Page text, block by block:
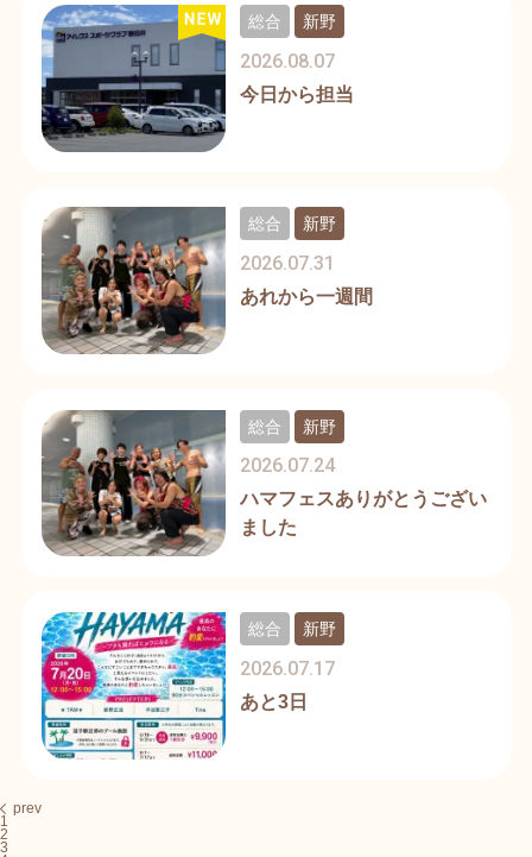
今日から担当
2026.08.07
総合 新野
あれから一週間
2026.07.31
総合 新野
ハマフェスありがとうござい
ました
2026.07.24
総合 新野
あと3日
2026.07.17
総合 新野
prev
1
2
3